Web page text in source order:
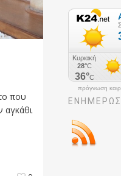
που
αγκάθι
πρόγνωση